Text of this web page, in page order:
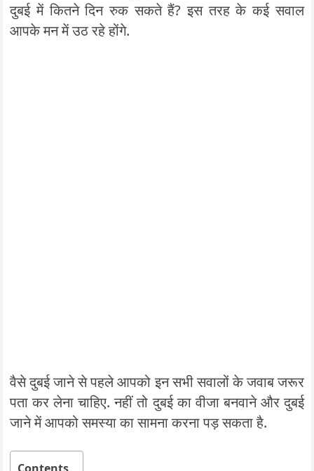
दुबई में कितने दिन रुक सकते हैं? इस तरह के कई सवाल
आपके मन में उठ रहे होंगे.
वैसे दुबई जाने से पहले आपको इन सभी सवालों के जवाब जरूर
पता कर लेना चाहिए. नहीं तो दुबई का वीजा बनवाने और दुबई
जाने में आपको समस्या का सामना करना पड़ सकता है.